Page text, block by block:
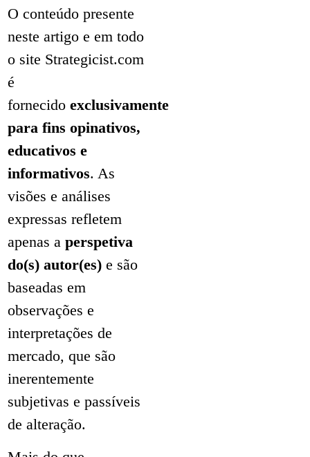
O conteúdo presente
neste artigo e em todo
o site Strategicist.com
é
fornecido exclusivamente
para fins opinativos,
educativos e
informativos. As
visões e análises
expressas refletem
apenas a perspetiva
do(s) autor(es) e são
baseadas em
observações e
interpretações de
mercado, que são
inerentemente
subjetivas e passíveis
de alteração.